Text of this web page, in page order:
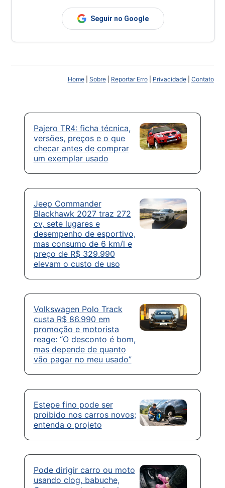
Seguir no Google
Home| Sobre| Reportar Erro| Privacidade| Contato
Pajero TR4: ficha técnica,
versões, preços e o que
checar antes de comprar
um exemplar usado
Jeep Commander
Blackhawk 2027 traz 272
cv, sete lugares e
desempenho de esportivo,
mas consumo de 6 km/l e
preço de R$ 329.990
elevam o custo de uso
Volkswagen Polo Track
custa R$ 86.990 em
promoção e motorista
reage: “O desconto é bom,
mas depende de quanto
vão pagar no meu usado”
Estepe fino pode ser
proibido nos carros novos;
entenda o projeto
Pode dirigir carro ou moto
usando clog, babuche,